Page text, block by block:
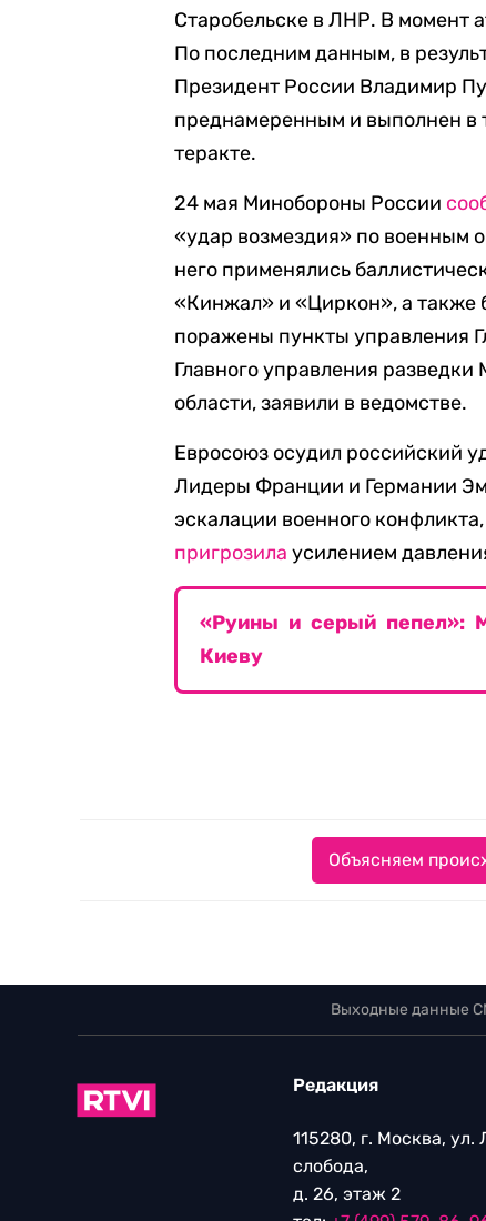
Старобельске в ЛНР. В момент
По последним данным, в
Президент России Владимир
преднамеренным и выполнен в
теракте.
24 мая Минобороны России
«удар возмездия» по военным
него применялись
«Кинжал» и «Циркон», а также
поражены пункты управления
Главного управления
области, заявили в ведомстве.
Евросоюз осудил российский
Лидеры Франции и Германии
эскалации военного
пригрозила усилением
«Руины и серый пепел»:
Киеву
Объясняем
Выходные данные
Редакция
115280, г. Москва, ул.
слобода,
д. 26, этаж 2